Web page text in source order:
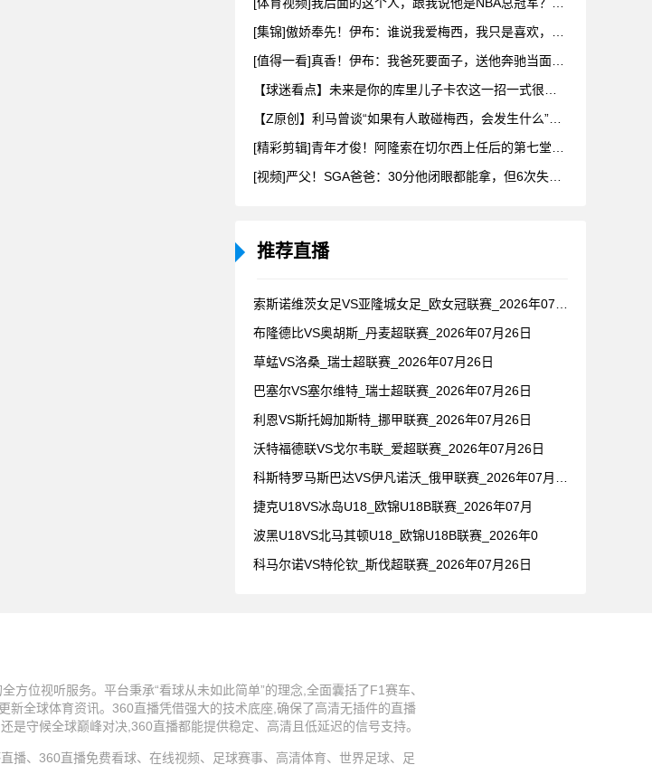
推荐直播
布隆德比VS奥胡斯_丹麦超联赛_2026年07月26日
草蜢VS洛桑_瑞士超联赛_2026年07月26日
巴塞尔VS塞尔维特_瑞士超联赛_2026年07月26日
利恩VS斯托姆加斯特_挪甲联赛_2026年07月26日
沃特福德联VS戈尔韦联_爱超联赛_2026年07月26日
捷克U18VS冰岛U18_欧锦U18B联赛_2026年07月
波黑U18VS北马其顿U18_欧锦U18B联赛_2026年0
科马尔诺VS特伦钦_斯伐超联赛_2026年07月26日
位视听服务。平台秉承“看球从未如此简单”的理念,全面囊括了F1赛车、
新全球体育资讯。360直播凭借强大的技术底座,确保了高清无插件的直播
守候全球巅峰对决,360直播都能提供稳定、高清且低延迟的信号支持。
、360直播免费看球、在线视频、足球赛事、高清体育、世界足球、足